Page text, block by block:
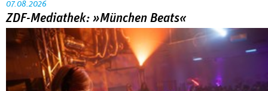
07.08.2026
ZDF-Mediathek: »München Beats«